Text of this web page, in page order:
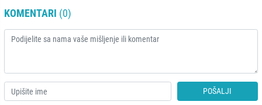
KOMENTARI (0)
POŠALJI